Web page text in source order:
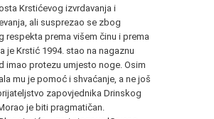
Krstićevog izvrdavanja i
ali susprezao se zbog
respekta prema višem činu i prema
je Krstić 1994. stao na nagaznu
imao protezu umjesto noge. Osim
mu je pomoć i shvaćanje, a ne još
zapovjednika Drinskog
je biti pragmatičan.